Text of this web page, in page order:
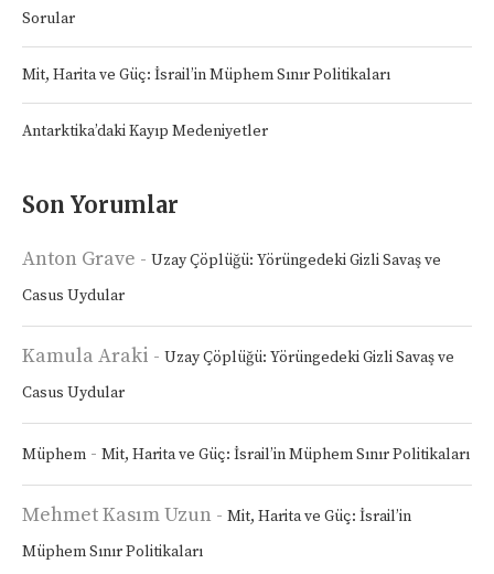
Sorular
Mit, Harita ve Güç: İsrail’in Müphem Sınır Politikaları
Antarktika’daki Kayıp Medeniyetler
Son Yorumlar
Anton Grave - Uzay Çöplüğü: Yörüngedeki Gizli Savaş ve
Casus Uydular
Kamula Araki - Uzay Çöplüğü: Yörüngedeki Gizli Savaş ve
Casus Uydular
Müphem - Mit, Harita ve Güç: İsrail’in Müphem Sınır Politikaları
Mehmet Kasım Uzun - Mit, Harita ve Güç: İsrail’in
Müphem Sınır Politikaları